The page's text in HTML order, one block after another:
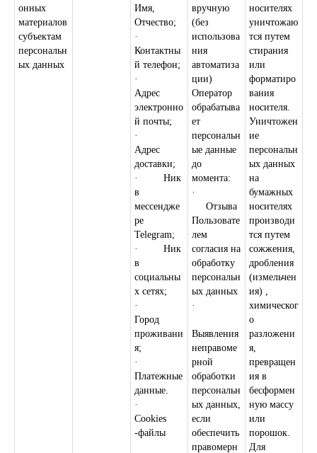
онных
материалов
субъектам
персональн
ых данных
Имя,
Отчество;
·
Контактны
й телефон;
·
Адрес
электронно
й почты;
·
Адрес
доставки;
· Ник
в
мессендже
ре
Telegram;
· Ник
в
социальны
х сетях;
·
Город
проживани
я;
·
Платежные
данные.
·
Cookies
-файлы
вручную
(без
использова
ния
автоматиза
ции)
Оператор
обрабатыва
ет
персональн
ые данные
до
момента:
·
Отзыва
Пользовате
лем
согласия на
обработку
персональн
ых данных
·
Выявления
неправоме
рной
обработки
персональн
ых данных,
если
обеспечить
правомерн
носителях
уничтожаю
тся путем
стирания
или
форматиро
вания
носителя.
Уничтожен
ие
персональн
ых данных
на
бумажных
носителях
производи
тся путем
сожжения,
дробления
(измельчен
ия) ,
химическог
о
разложени
я,
превращен
ия в
бесформен
ную массу
или
порошок.
Для